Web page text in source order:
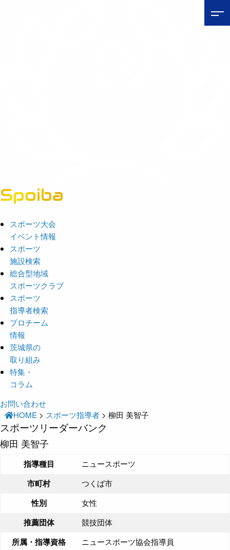
Spoiba
スポーツ大会
イベント情報
スポーツ
施設検索
総合型地域
スポーツクラブ
スポーツ
指導者検索
プロチーム
情報
茨城県の
取り組み
特集・
コラム
お問い合わせ
HOME > スポーツ指導者 >柳田 美智子
スポーツリーダーバンク
柳田 美智子
指導種目 ニュースポーツ
市町村 つくば市
性別 女性
推薦団体 競技団体
所属・指導資格 ニュースポーツ協会指導員